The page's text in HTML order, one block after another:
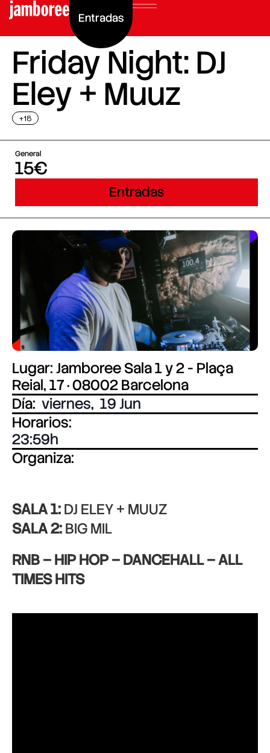
Entradas
Friday Night: DJ
Eley + Muuz
+18
General
15€
Entradas
Lugar: Jamboree Sala 1 y 2 - Plaça
Reial, 17 · 08002 Barcelona
Día: viernes, 19 Jun
Horarios:
23:59
Organiza:
SALA 1:DJ ELEY + MUUZ
SALA 2:BIG MIL
RNB – HIP HOP – DANCEHALL – ALL
TIMES HITS